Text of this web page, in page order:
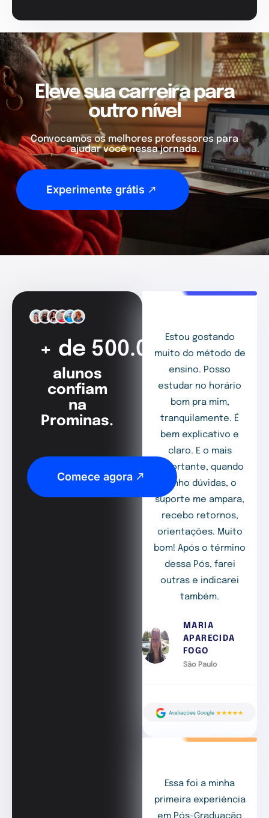
Eleve sua carreira para
outro nível
Convocamos os melhores professores para
ajudar você nessa jornada.
Experimente grátis
+ de 500.000
alunos
confiam
na
Prominas.
Comece agora
Estou gostando
muito do método de
ensino. Posso
estudar no horário
bom pra mim,
tranquilamente. É
bem explicativo e
claro. E o mais
importante, quando
tenho dúvidas, o
suporte me ampara,
recebo retornos,
orientações. Muito
bom! Após o término
dessa Pós, farei
outras e indicarei
também.
MARIA
APARECIDA
FOGO
São Paulo
Essa foi a minha
primeira experiência